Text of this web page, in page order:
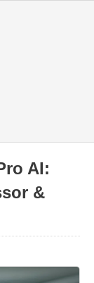
AI:
&